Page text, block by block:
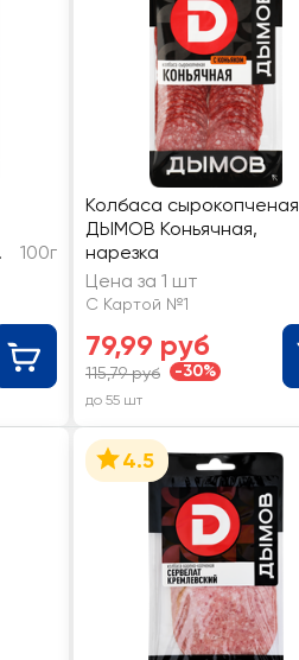
100г
Колбаса сырокопченая
ДЫМОВ Коньячная,
нарезка
Цена за 1 шт
С Картой №1
79,99 руб
115,79 руб -30%
до 55 шт
4.5